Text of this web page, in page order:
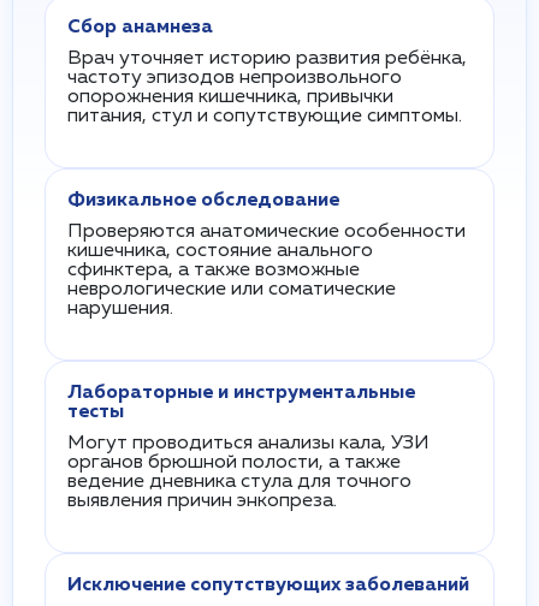
Сбор анамнеза
Врач уточняет историю развития ребёнка,
частоту эпизодов непроизвольного
опорожнения кишечника, привычки
питания, стул и сопутствующие симптомы.
Физикальное обследование
Проверяются анатомические особенности
кишечника, состояние анального
сфинктера, а также возможные
неврологические или соматические
нарушения.
Лабораторные и инструментальные
тесты
Могут проводиться анализы кала, УЗИ
органов брюшной полости, а также
ведение дневника стула для точного
выявления причин энкопреза.
Исключение сопутствующих заболеваний